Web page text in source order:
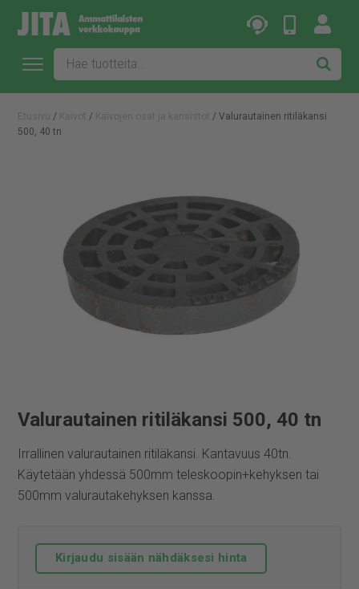
/ /
/ Valurautainen ritiläkansi
500, 40 tn
Valurautainen ritiläkansi 500, 40 tn
Irrallinen valurautainen ritiläkansi. Kantavuus 40tn.
Käytetään yhdessä 500mm teleskoopin+kehyksen tai
500mm valurautakehyksen kanssa.
Kirjaudu sisään nähdäksesi hinta